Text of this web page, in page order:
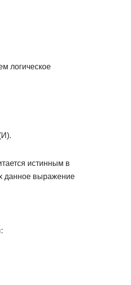
логическое
истинным в
данное выражение